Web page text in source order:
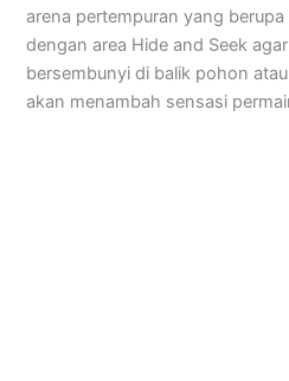
arena pertempuran yang
dengan area Hide and Seek
bersembunyi di balik pohon
akan menambah sensasi